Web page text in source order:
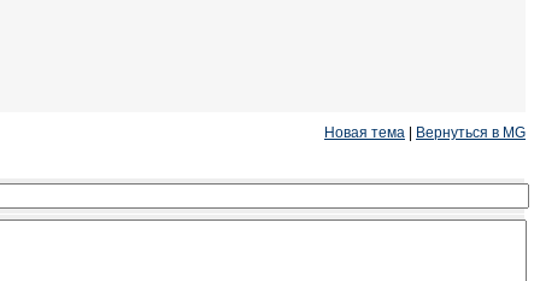
Новая тема Вернуться в MG